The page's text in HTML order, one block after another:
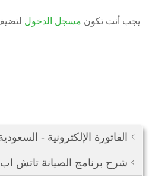
الفاتورة الإلكترونية -
شرح برنامج الصيانة تاتش اب TouchUp
يجب أنت تكون مسجل الدخول